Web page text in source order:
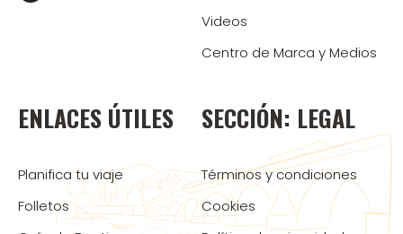
Videos
Centro de Marca y Medios
ENLACES ÚTILES
Planifica tu viaje
Folletos
SECCIÓN: LEGAL
Términos y condiciones
Cookies